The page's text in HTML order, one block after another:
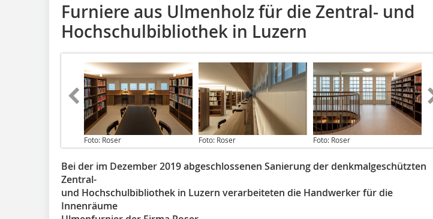
Furniere aus Ulmenholz für die Zentral- und
Hochschulbibliothek in Luzern
Foto: Roser Foto: Roser Foto: Roser
Bei der im Dezember 2019 abgeschlossenen Sanierung der denkmalgeschützten
Zentral-
und Hochschulbibliothek in Luzern verarbeiteten die Handwerker für die
Innenräume